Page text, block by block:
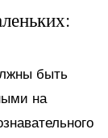
быть
на